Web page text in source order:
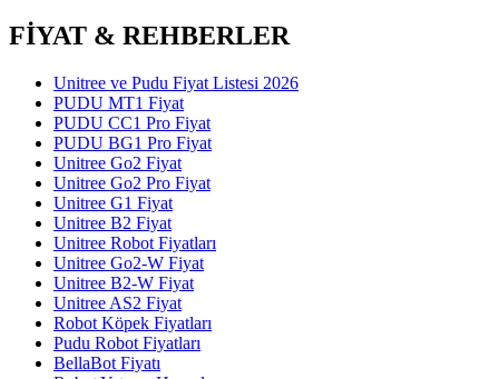
FİYAT & REHBERLER
Unitree ve Pudu Fiyat Listesi 2026
PUDU MT1 Fiyat
PUDU CC1 Pro Fiyat
PUDU BG1 Pro Fiyat
Unitree Go2 Fiyat
Unitree Go2 Pro Fiyat
Unitree G1 Fiyat
Unitree B2 Fiyat
Unitree Robot Fiyatları
Unitree Go2-W Fiyat
Unitree B2-W Fiyat
Unitree AS2 Fiyat
Robot Köpek Fiyatları
Pudu Robot Fiyatları
BellaBot Fiyatı